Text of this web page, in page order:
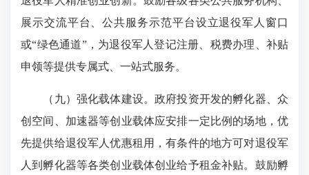
展示交流平台、公共服务示范平台设立退役军人窗口
或“绿色通道”，为退役军人登记注册、税费办理、补贴
申领等提供专属式、一站式服务。
（九）强化载体建设。政府投资开发的孵化器、众
创空间、加速器等创业载体应安排一定比例的场地，优
先提供给退役军人优惠租用，有条件的地方可对退役军
人到孵化器等各类创业载体创业给予租金补贴。鼓励孵